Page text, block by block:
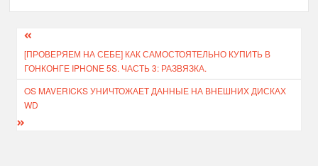
Навигация
по
записям
[ПРОВЕРЯЕМ НА СЕБЕ] КАК САМОСТОЯТЕЛЬНО КУПИТЬ В
ГОНКОНГЕ IPHONE 5S. ЧАСТЬ 3: РАЗВЯЗКА.
OS MAVERICKS УНИЧТОЖАЕТ ДАННЫЕ НА ВНЕШНИХ ДИСКАХ
WD